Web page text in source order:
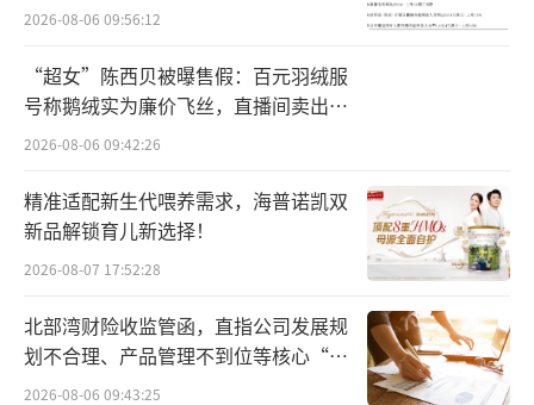
相比名头很大的投资方，唯怡则显得“名
不见经传”。不过，路威凯腾有自己的考量。
对于双方的合作，路威凯腾亚洲基金管理
合伙人陈悦表示，“唯怡不仅开发了在川渝地
区家喻户晓的饮品，还建立了垂直整合的供应
链和广泛的分销商网络，并与他们建立了长期
的合作关系。公司盈利一直呈明显上升趋势，
并在2023年创下历史新高，这证明消费者对唯
怡的认可穿越周期、经久不衰。唯怡也拥有一
支久经考验的管理团队，我们期待与管理团队
2026-08-06 09:56:12
“超女”陈西贝被曝售假：百元羽绒服
号称鹅绒实为廉价飞丝，直播间卖出超
百万元
2026-08-06 09:42:26
精准适配新生代喂养需求，海普诺凯双
新品解锁育儿新选择！
2026-08-07 17:52:28
北部湾财险收监管函，直指公司发展规
划不合理、产品管理不到位等核心“痛
点”
2026-08-06 09:43:25